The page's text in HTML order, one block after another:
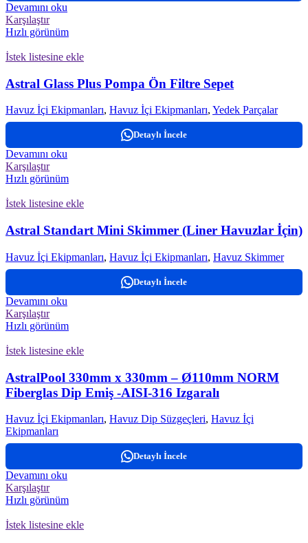
Devamını oku
Karşılaştır
Hızlı görünüm
İstek listesine ekle
Astral Glass Plus Pompa Ön Filtre Sepet
Havuz İçi Ekipmanları, Havuz İçi Ekipmanları, Yedek Parçalar
Detaylı İncele
Devamını oku
Karşılaştır
Hızlı görünüm
İstek listesine ekle
Astral Standart Mini Skimmer (Liner Havuzlar İçin)
Havuz İçi Ekipmanları, Havuz İçi Ekipmanları, Havuz Skimmer
Detaylı İncele
Devamını oku
Karşılaştır
Hızlı görünüm
İstek listesine ekle
AstralPool 330mm x 330mm – Ø110mm NORM
Fiberglas Dip Emiş -AISI-316 Izgaralı
Havuz İçi Ekipmanları, Havuz Dip Süzgeçleri, Havuz İçi
Ekipmanları
Detaylı İncele
Devamını oku
Karşılaştır
Hızlı görünüm
İstek listesine ekle